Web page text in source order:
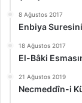
8 Ağustos 2017
Enbiya
18 Ağustos 2017
El-Bâki
21 Ağustos 2019
Necmeddîn-i